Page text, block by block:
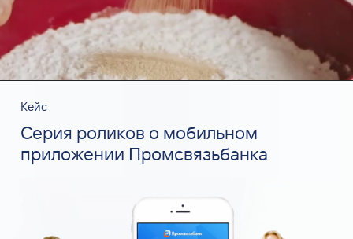
Кейс
Серия роликов о мобильном
приложении Промсвязьбанка